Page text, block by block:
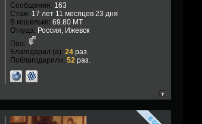
Сообщения: 163
Стаж: 17 лет 11 месяцев 23 дня
В кошельке: 69.80 MT
Откуда: Россия, Ижевск
Пол:
Благодарил (а): 24раз.
Поблагодарили: 52раз.